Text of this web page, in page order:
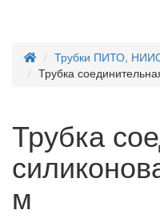
Трубки ПИТО,
Трубка
Трубка
м